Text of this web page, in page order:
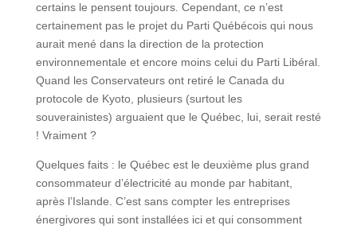
certains le pensent toujours. Cependant, ce n’est
certainement pas le projet du Parti Québécois qui nous
aurait mené dans la direction de la protection
environnementale et encore moins celui du Parti Libéral.
Quand les Conservateurs ont retiré le Canada du
protocole de Kyoto, plusieurs (surtout les
souverainistes) arguaient que le Québec, lui, serait resté
! Vraiment ?
Quelques faits : le Québec est le deuxième plus grand
consommateur d’électricité au monde par habitant,
après l’Islande. C’est sans compter les entreprises
énergivores qui sont installées ici et qui consomment